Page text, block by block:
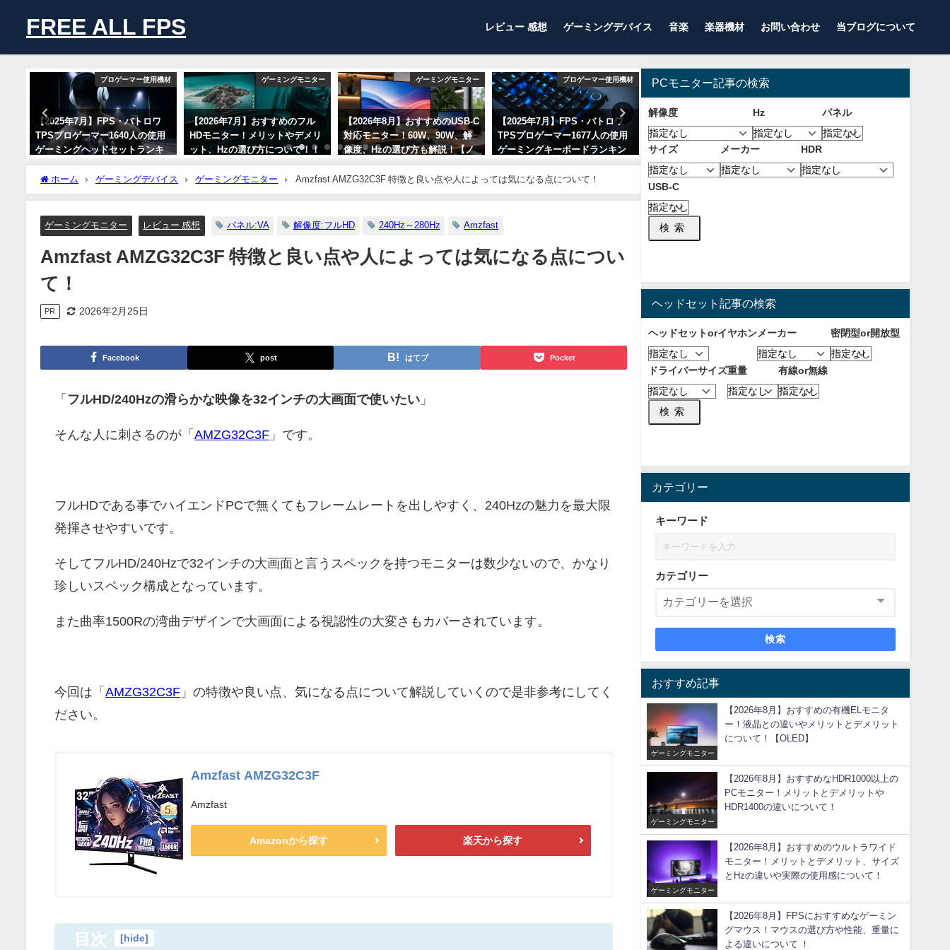
FREE ALL FPS レビュー 感想 ゲーミングデバイス 音楽 楽器機材 お問い合わせ 当ブログについて
プロゲーマー使用機材
【2025年7月】FPS・バトロワ
TPSプロゲーマー1640人の使用
ゲーミングヘッドセットランキ
ング！人気メーカーとモデルを
紹介！
ゲーミングモニター
【2026年7月】おすすめのフル
HDモニター！メリットやデメリ
ット、Hzの選び方について！！
ゲーミングモニター
【2026年8月】おすすめのUSB-C
対応モニター！60W、90W、解
像度、Hzの選び方も解説！【ノ
ートPC向け】
2026年8月1日
プロゲーマー使用機材
【2025年7月】FPS・バトロワ
TPSプロゲーマー1677人の使用
ゲーミングキーボードランキン
グ！人気メーカーとモデルを紹
介！
プロゲーマー使用機材
TPSプロゲーマー1664人の使用
マウスパッドランキング！人気
メーカーとモデルを紹介！
2025年7月2日
ゲーマーにおすすめ！手を温め
るおすすめな便利グッズ！【PC
】
ホーム ゲーミングデバイス ゲーミングモニター Amzfast AMZG32C3F 特徴と良い点や人によっては気になる点について！
ゲーミングモニター レビュー 感想 パネル:VA 解像度:フルHD 240Hz～280Hz Amzfast
Amzfast AMZG32C3F 特徴と良い点や人によっては気になる点につい
て！
PR 2026年2月25日
Facebook post はてブ Pocket
「 フルHD/240Hzの滑らかな映像を32インチの大画面で使いたい 」
そんな人に刺さるのが「 AMZG32C3F 」です。
フルHDである事でハイエンドPCで無くてもフレームレートを出しやすく、240Hzの魅力を最大限
発揮させやすいです。
そしてフルHD/240Hzで32インチの大画面と言うスペックを持つモニターは数少ないので、かなり
珍しいスペック構成となっています。
また曲率1500Rの湾曲デザインで大画面による視認性の大変さもカバーされています。
今回は「 AMZG32C3F 」の特徴や良い点、気になる点について解説していくので是非参考にしてく
ださい。
Amzfast AMZG32C3F
Amzfast
Amazonから探す 楽天から探す
目次 [ hide]
PCモニター記事の検索
解像度 Hz パネル
サイズ メーカー HDR
USB-C
検索
ヘッドセット記事の検索
ヘッドセットorイヤホン メーカー 密閉型or開放型
ドライバーサイズ重量 有線or無線
検索
カテゴリー
キーワード
カテゴリー
検索
おすすめ記事
ゲーミングモニター
【2026年8月】おすすめの有機ELモニタ
ー！液晶との違いやメリットとデメリット
について！【OLED】
ゲーミングモニター
【2026年8月】おすすめなHDR1000以上の
PCモニター！メリットとデメリットや
HDR1400の違いについて！
ゲーミングモニター
【2026年8月】おすすめのウルトラワイド
モニター！メリットとデメリット、サイズ
とHzの違いや実際の使用感について！
【2026年8月】FPSにおすすめなゲーミン
グマウス！マウスの選び方や性能、重量に
よる違いについて ！